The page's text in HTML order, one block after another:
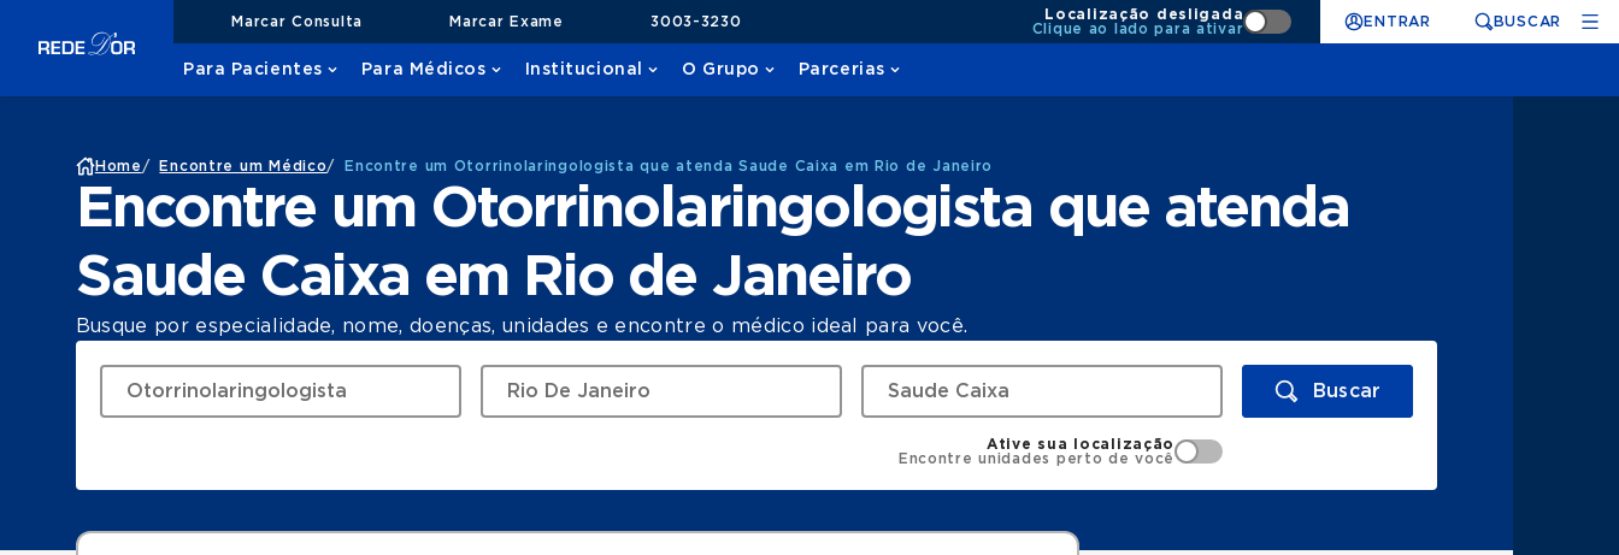
Marcar Consulta Marcar Exame 3003-3230
Localização desligada
Clique ao lado para ativar
ENTRAR BUSCAR
Para Pacientes Para Médicos Institucional O Grupo Parcerias
Home / Encontre um Médico/ Encontre um Otorrinolaringologista que atenda Saude Caixa em Rio de Janeiro
Encontre um Otorrinolaringologista que atenda
Saude Caixa em Rio de Janeiro
Busque por especialidade, nome, doenças, unidades e encontre o médico ideal para você.
Buscar
Ative sua localização
Encontre unidades perto de você